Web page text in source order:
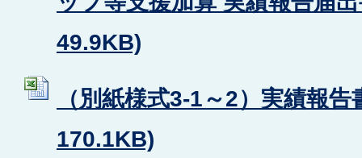
49.9KB)
（別紙様式3-1～2）実績報
170.1KB)